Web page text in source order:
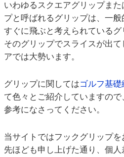
いわゆるスクエアグリップま
プと呼ばれるグリップは、一
すぐに飛ぶと考えられているグ
そのグリップでスライスが出
アでは大勢います。
グリップに関してはゴルフ基礎
て色々とご紹介していますの
参考になさってください。
当サイトではフックグリップを
先ほども申し上げた通り、個